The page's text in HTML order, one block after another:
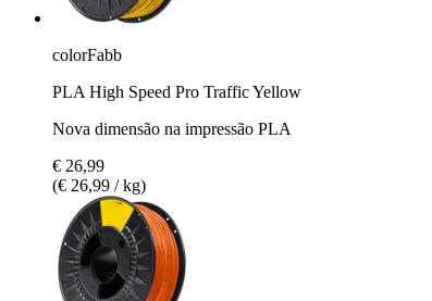
colorFabb
PLA High Speed Pro Traffic Yellow
Nova dimensão na impressão PLA
€ 26,99
(€ 26,99 / kg)